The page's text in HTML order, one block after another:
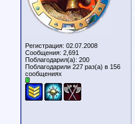
Регистрация: 02.07.2008
Сообщения: 2,691
Поблагодарил(а): 200
Поблагодарили 227 раз(а) в 156
сообщениях